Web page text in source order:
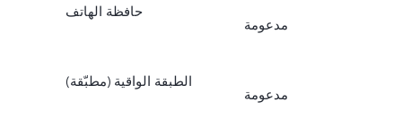
حافظة الهاتف
مدعومة
الطبقة الواقية (مطبّقة)
مدعومة